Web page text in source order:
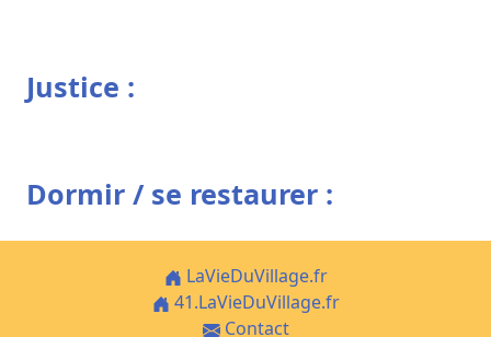
Justice :
Dormir / se restaurer :
LaVieDuVillage.fr
41.LaVieDuVillage.fr
Contact